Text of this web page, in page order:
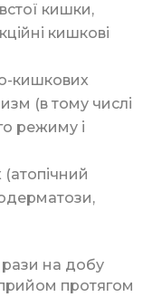
кишки,
кишкові
кишкових
(в тому числі
режиму і
рази на добу
протягом